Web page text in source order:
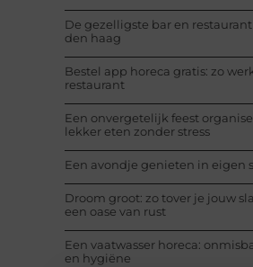
De gezelligste bar en
den haag
Bestel app horeca gratis: zo
restaurant
Een onvergetelijk feest
lekker eten zonder stress
Een avondje genieten in eigen
Droom groot: zo tover je jouw
een oase van rust
Een vaatwasser horeca:
en hygiëne